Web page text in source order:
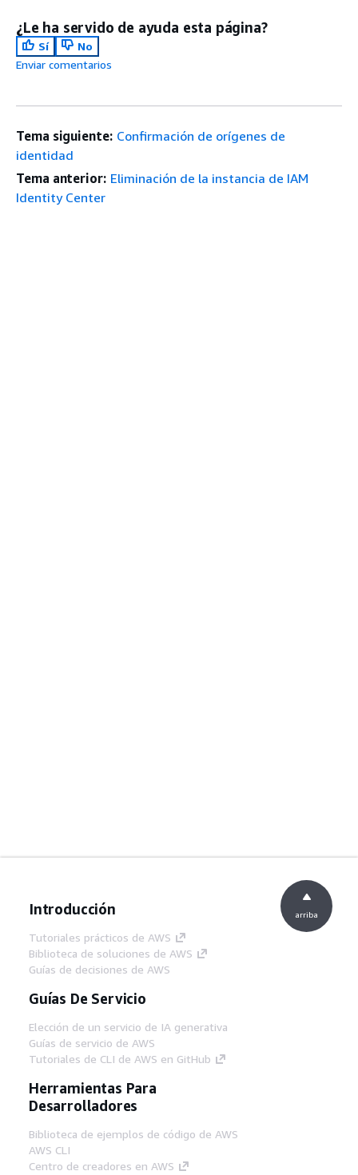
¿Le ha servido de ayuda esta página?
Sí
No
Enviar comentarios
Tema siguiente: Confirmación de orígenes de
identidad
Tema anterior: Eliminación de la instancia de IAM
Identity Center
Introducción
Tutoriales prácticos de AWS
Biblioteca de soluciones de AWS
Guías de decisiones de AWS
Guías De Servicio
Elección de un servicio de IA generativa
Guías de servicio de AWS
Tutoriales de CLI de AWS en GitHub
Herramientas Para
Desarrolladores
Biblioteca de ejemplos de código de AWS
AWS CLI
Centro de creadores en AWS
arriba